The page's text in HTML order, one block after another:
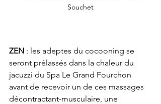
Souchet
ZEN : les adeptes du cocooning se
seront prélassés dans la chaleur du
jacuzzi du Spa Le Grand Fourchon
avant de recevoir un de ces massages
décontractant-musculaire, une